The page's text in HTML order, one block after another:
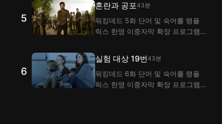
사 해석을 제공해요.
5
혼란과 공포43분
워킹데드 5화 단어 및 숙어를 랭플
릭스 한영 이중자막 확장 프로그램
사 해석을 제공해요.
6
실험 대상 19번43분
워킹데드 6화 단어 및 숙어를 랭플
릭스 한영 이중자막 확장 프로그램